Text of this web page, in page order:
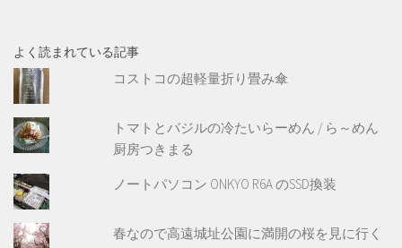
よく読まれている記事
コストコの超軽量折り畳み傘
トマトとバジルの冷たいらーめん / ら～めん
厨房つきまる
ノートパソコン ONKYO R6A のSSD換装
春なので高遠城址公園に満開の桜を見に行く